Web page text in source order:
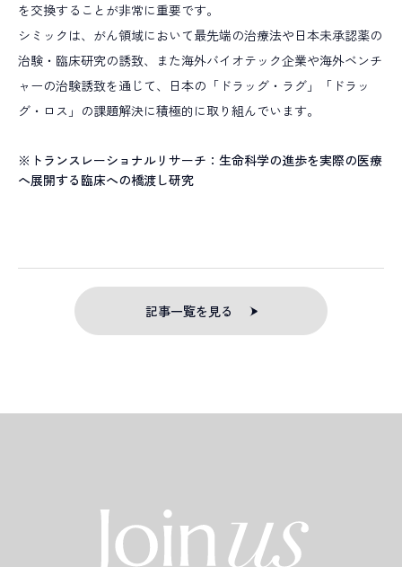
を交換することが非常に重要です。
シミックは、がん領域において最先端の治療法や日本未承認薬の
治験・臨床研究の誘致、また海外バイオテック企業や海外ベンチ
ャーの治験誘致を通じて、日本の「ドラッグ・ラグ」「ドラッ
グ・ロス」の課題解決に積極的に取り組んでいます。
※トランスレーショナルリサーチ：生命科学の進歩を実際の医療
へ展開する臨床への橋渡し研究
記事一覧を見る